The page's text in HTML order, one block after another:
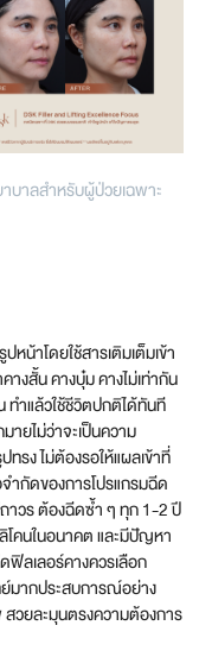
บาลสําหรับผู้ป่วยเฉพาะ
น้าโดยใช้สารเติมเต็มเข้า
งสั้น คางบุ๋ม คางไม่เท่ากัน
ำแล้วใช้ชีวิตปกติได้ทันที
ายไม่ว่าจะเป็นความ
รง ไม่ต้องรอให้แผลเข้าที่
ำกัดของการโปรแกรมฉีด
าวร ต้องฉีดซ้ำ ๆ ทุก 1-2 ปี
โคนในอนาคต และมีปัญหา
ฟิลเลอร์คางควรเลือก
มากประสบการณ์อย่าง
วยละมุนตรงความต้องการ